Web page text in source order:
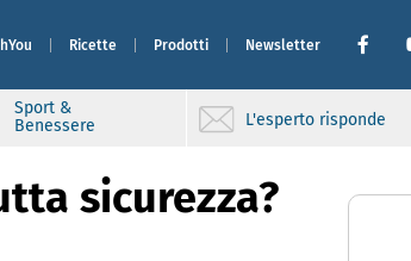
Ricette Prodotti Newsletter
Sport &
Benessere
L'esperto risponde
sicurezza?